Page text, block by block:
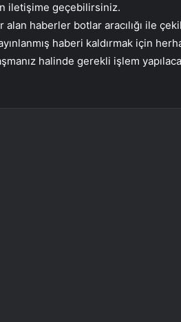
iletişime geçebilirsiniz.
alan haberler botlar aracılığı ile
haberi kaldırmak için
halinde gerekli işlem